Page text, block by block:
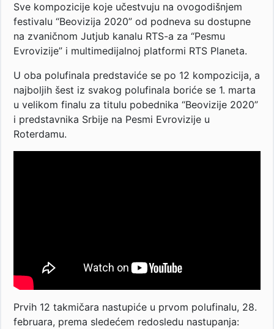
Sve kompozicije koje učestvuju na ovogodišnjem
festivalu “Beovizija 2020” od podneva su dostupne
na zvaničnom Jutjub kanalu RTS-a za “Pesmu
Evrovizije” i multimedijalnoj platformi RTS Planeta.
U oba polufinala predstaviće se po 12 kompozicija, a
najboljih šest iz svakog polufinala boriće se 1. marta
u velikom finalu za titulu pobednika “Beovizije 2020”
i predstavnika Srbije na Pesmi Evrovizije u
Roterdamu.
Prvih 12 takmičara nastupiće u prvom polufinalu, 28.
februara, prema sledećem redosledu nastupanja: